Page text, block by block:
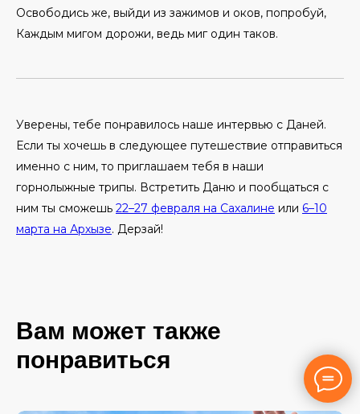
Освободись же, выйди из зажимов и оков, попробуй,
Каждым мигом дорожи, ведь миг один таков.
Уверены, тебе понравилось наше интервью с Даней.
Если ты хочешь в следующее путешествие отправиться
именно с ним, то приглашаем тебя в наши
горнолыжные трипы. Встретить Даню и пообщаться с
ним ты сможешь 22–27 февраля на Сахалине или 6–10
марта на Архызе. Дерзай!
Вам может также
понравиться